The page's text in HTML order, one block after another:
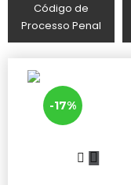
Código de
Processo Penal
-17%